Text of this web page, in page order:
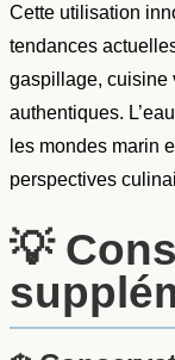
Cette utilisation
tendances
gaspillage, cuisine
authentiques.
les mondes marin
perspectives
💡